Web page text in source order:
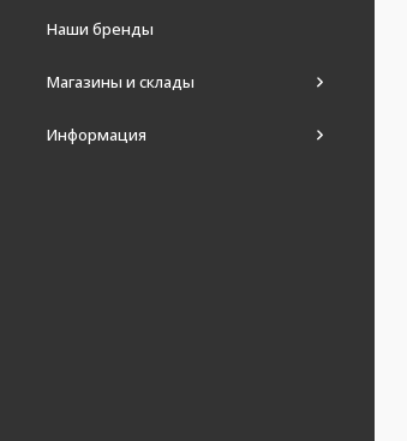
Наши бренды
Магазины и склады
Информация